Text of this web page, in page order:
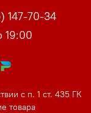
147-70-34
19:00
с п. 1 ст. 435 ГК
товара